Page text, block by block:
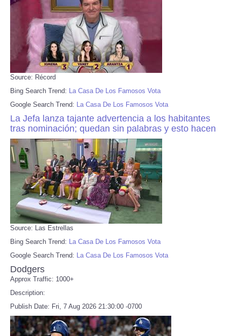
Source: Récord
Bing Search Trend: La Casa De Los Famosos Vota
Google Search Trend: La Casa De Los Famosos Vota
La Jefa lanza tajante advertencia a los habitantes
tras nominación; quedan sin palabras y esto hacen
Source: Las Estrellas
Bing Search Trend: La Casa De Los Famosos Vota
Google Search Trend: La Casa De Los Famosos Vota
Dodgers
Approx Traffic: 1000+
Description:
Publish Date: Fri, 7 Aug 2026 21:30:00 -0700